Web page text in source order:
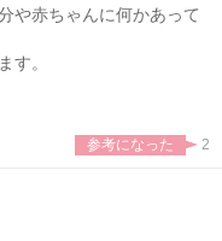
や赤ちゃんに何かあって
す。
参考になった 2